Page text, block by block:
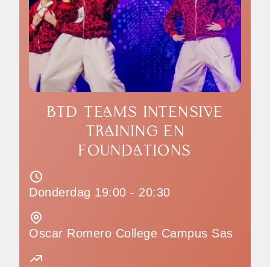
BTD TEAMS INTENSIVE
TRAINING EN
FOUNDATIONS
Donderdag 19:00 - 20:30
Oscar Romero College Campus Sas